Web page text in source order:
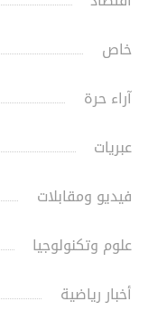
خاص
آراء حرة
عبريات
فيديو ومقابلات
علوم وتكنولوجيا
أخبار رياضية